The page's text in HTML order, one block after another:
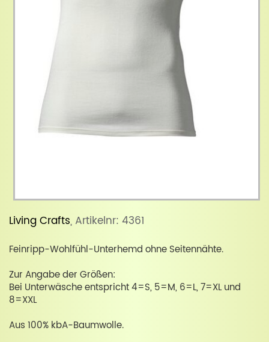
Living Crafts, Artikelnr: 4361
Feinripp-Wohlfühl-Unterhemd ohne Seitennähte.
Zur Angabe der Größen:
Bei Unterwäsche entspricht 4=S, 5=M, 6=L, 7=XL und
8=XXL
Aus 100% kbA-Baumwolle.